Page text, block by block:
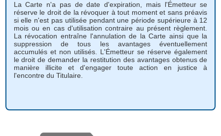
La Carte n'a pas de date d'expiration, mais l'Émetteur se
réserve le droit de la révoquer à tout moment et sans préavis
si elle n'est pas utilisée pendant une période supérieure à 12
mois ou en cas d'utilisation contraire au présent règlement.
La révocation entraîne l'annulation de la Carte ainsi que la
suppression de tous les avantages éventuellement
accumulés et non utilisés. L'Émetteur se réserve également
le droit de demander la restitution des avantages obtenus de
manière illicite et d'engager toute action en justice à
l'encontre du Titulaire.